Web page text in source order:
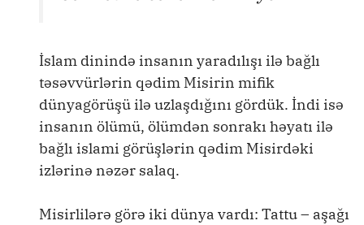
İslam dinində insanın yaradılışı ilə bağlı
təsəvvürlərin qədim Misirin mifik
dünyagörüşü ilə uzlaşdığını gördük. İndi isə
insanın ölümü, ölümdən sonrakı həyatı ilə
bağlı islami görüşlərin qədim Misirdəki
izlərinə nəzər salaq.
Misirlilərə görə iki dünya vardı: Tattu – aşağı